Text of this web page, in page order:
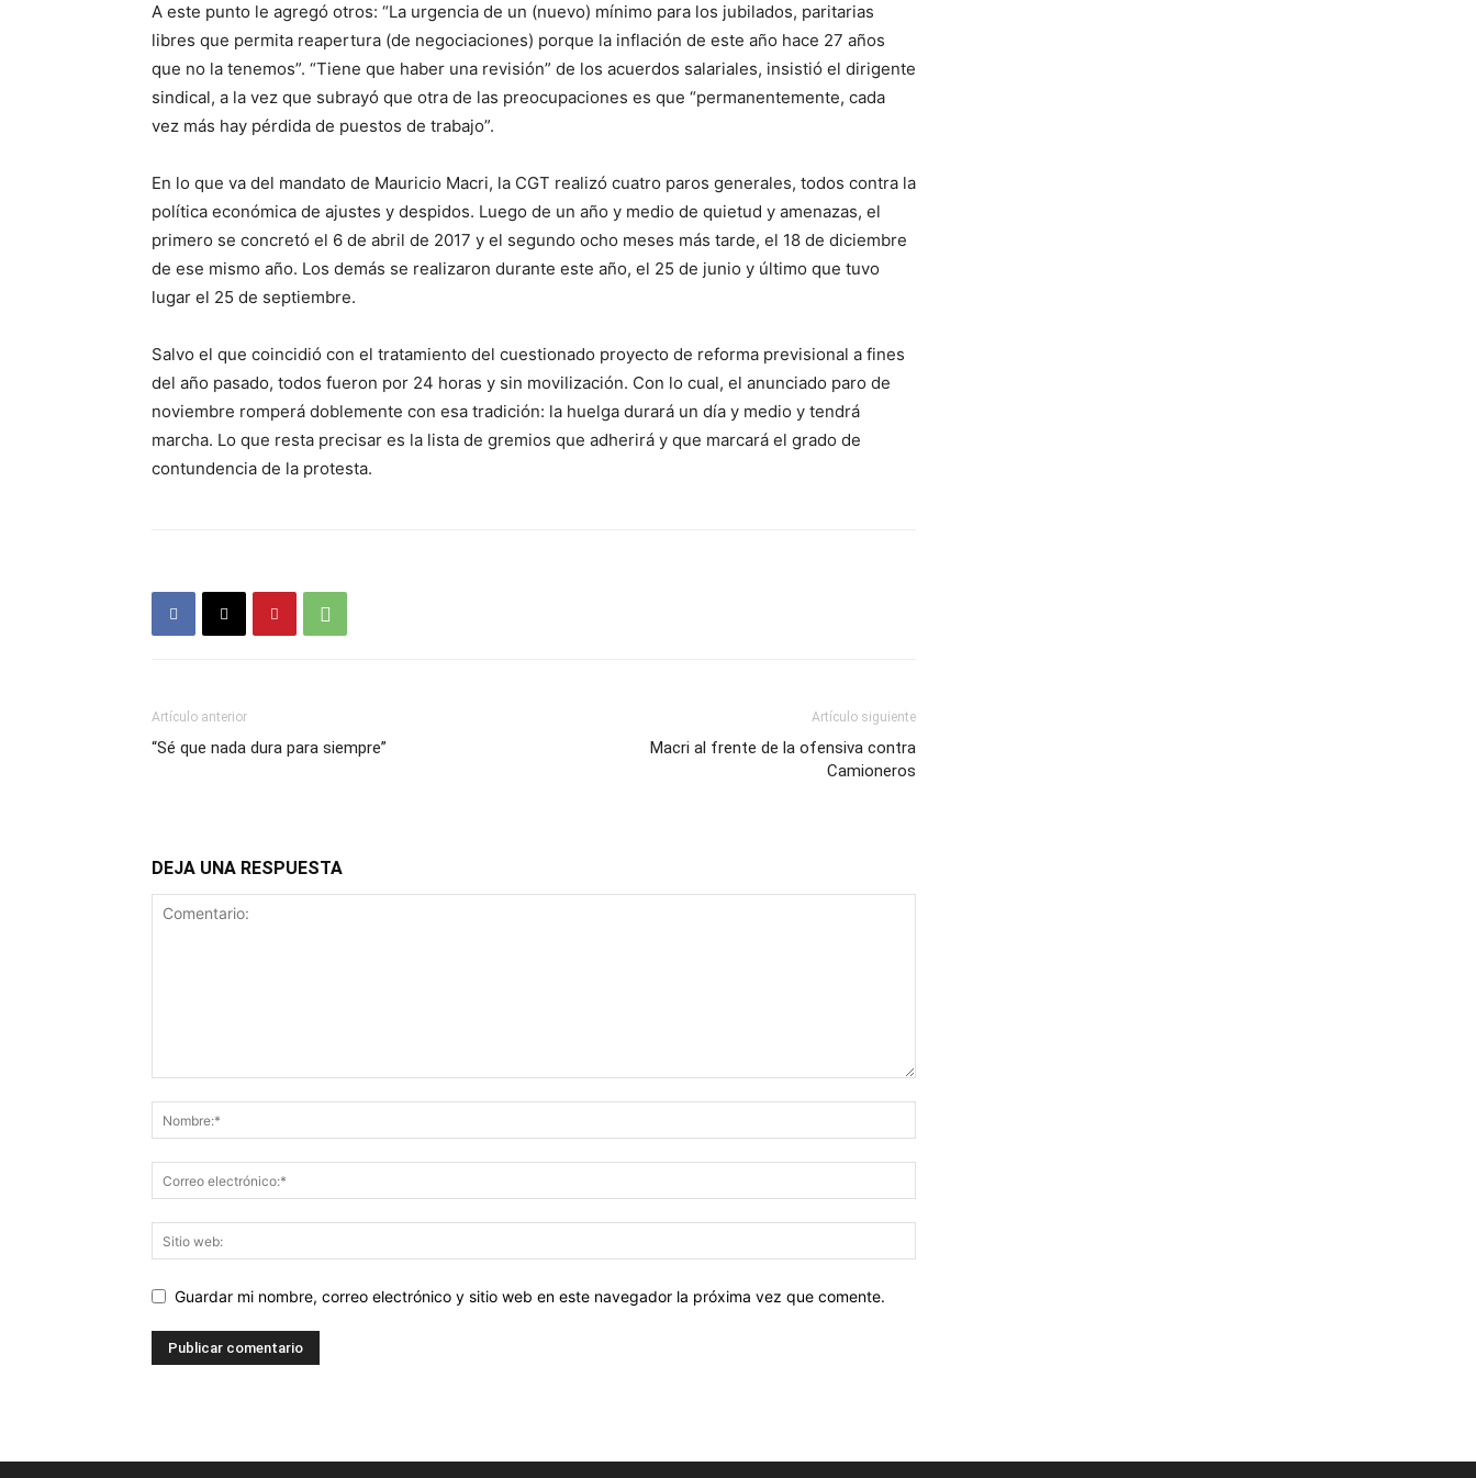
A este punto le agregó otros: “La urgencia de un (nuevo) mínimo para los jubilados, paritarias
libres que permita reapertura (de negociaciones) porque la inflación de este año hace 27 años
que no la tenemos”. “Tiene que haber una revisión” de los acuerdos salariales, insistió el dirigente
sindical, a la vez que subrayó que otra de las preocupaciones es que “permanentemente, cada
vez más hay pérdida de puestos de trabajo”.
En lo que va del mandato de Mauricio Macri, la CGT realizó cuatro paros generales, todos contra la
política económica de ajustes y despidos. Luego de un año y medio de quietud y amenazas, el
primero se concretó el 6 de abril de 2017 y el segundo ocho meses más tarde, el 18 de diciembre
de ese mismo año. Los demás se realizaron durante este año, el 25 de junio y último que tuvo
lugar el 25 de septiembre.
Salvo el que coincidió con el tratamiento del cuestionado proyecto de reforma previsional a fines
del año pasado, todos fueron por 24 horas y sin movilización. Con lo cual, el anunciado paro de
noviembre romperá doblemente con esa tradición: la huelga durará un día y medio y tendrá
marcha. Lo que resta precisar es la lista de gremios que adherirá y que marcará el grado de
contundencia de la protesta.
Artículo anterior
“Sé que nada dura para siempre”
Artículo siguiente
Macri al frente de la ofensiva contra
Camioneros
DEJA UNA RESPUESTA
Guardar mi nombre, correo electrónico y sitio web en este navegador la próxima vez que comente.